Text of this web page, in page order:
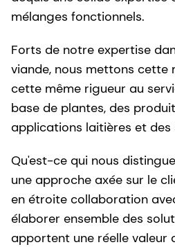
mélanges fonctionnels.
Forts de notre expertise
viande, nous mettons cette
cette même rigueur au
base de plantes, des
applications laitières et des
Qu'est-ce qui nous
une approche axée sur le
en étroite collaboration
élaborer ensemble des
apportent une réelle valeur